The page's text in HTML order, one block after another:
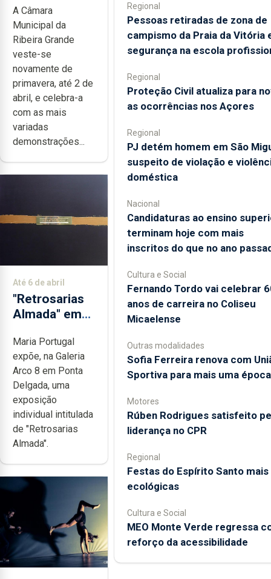
primavera e
celebra com
arte
A Câmara
Municipal da
Ribeira Grande
veste-se
novamente de
primavera, até 2 de
abril, e celebra-a
com as mais
variadas
demonstrações...
Até 6 de abril
"Retrosarias
Almada" em
Arco 8
Maria Portugal
expõe, na Galeria
Arco 8 em Ponta
Delgada, uma
exposição
individual intitulada
de "Retrosarias
Almada".
Regional
Pessoas retiradas de zona de
campismo da Praia da Vitória
segurança na escola
Regional
Proteção Civil atualiza para
as ocorrências nos Açores
Regional
PJ detém homem em São
suspeito de violação e
doméstica
Nacional
Candidaturas ao ensino
terminam hoje com mais
inscritos do que no ano
Cultura e Social
Fernando Tordo vai celebrar
anos de carreira no Coliseu
Micaelense
Outras modalidades
Sofia Ferreira renova com
Sportiva para mais uma época
Motores
Rúben Rodrigues satisfeito
liderança no CPR
Regional
Festas do Espírito Santo mais
ecológicas
Cultura e Social
MEO Monte Verde regressa
reforço da acessibilidade